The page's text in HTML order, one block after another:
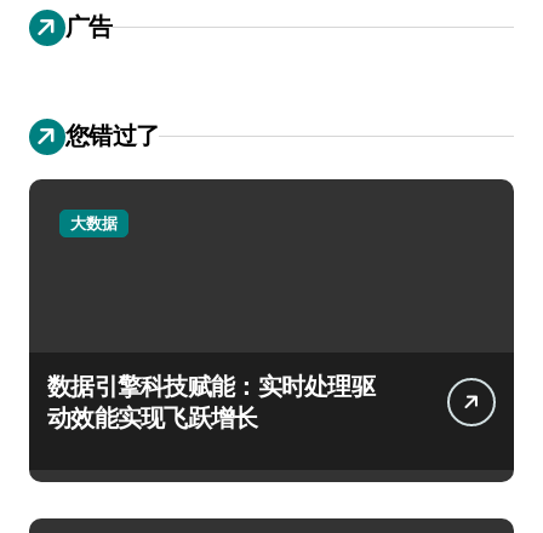
广告
您错过了
大数据
数据引擎科技赋能：实时处理驱
动效能实现飞跃增长